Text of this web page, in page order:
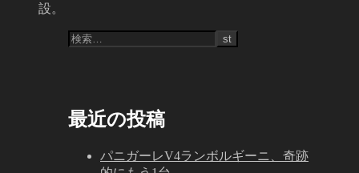
設。
最近の投稿
パニガーレV4ランボルギーニ、奇跡